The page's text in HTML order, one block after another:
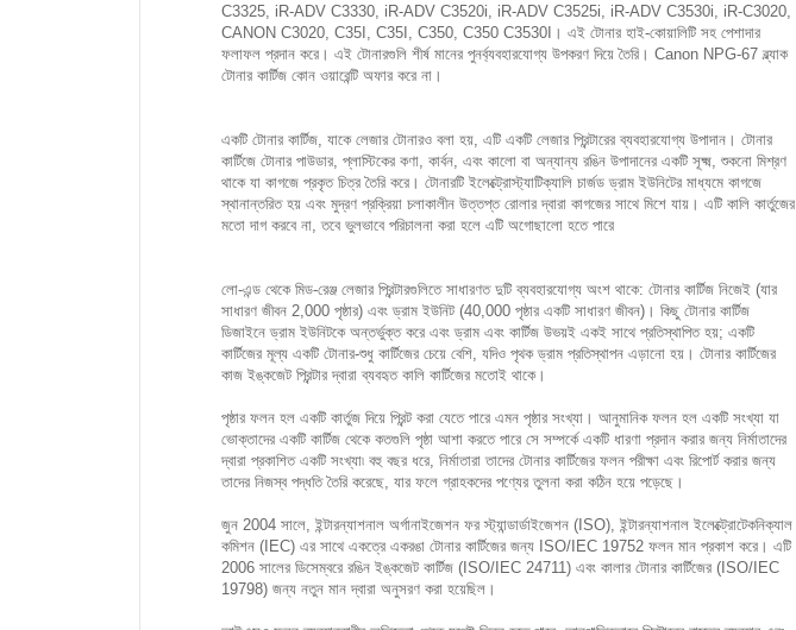
C3325, iR-ADV C3330, iR-ADV C3520i, iR-ADV C3525i, iR-ADV C3530i, iR-C3020,
CANON C3020, C35I, C35I, C350, C350 C3530I। এই টোনার হাই-কোয়ালিটি সহ পেশাদার
ফলাফল প্রদান করে। এই টোনারগুলি শীর্ষ মানের পুনর্ব্যবহারযোগ্য উপকরণ দিয়ে তৈরি। Canon NPG-67 ব্ল্যাক
টোনার কার্টিজ কোন ওয়ারেন্টি অফার করে না।
একটি টোনার কার্টিজ, যাকে লেজার টোনারও বলা হয়, এটি একটি লেজার প্রিন্টারের ব্যবহারযোগ্য উপাদান। টোনার
কার্টিজে টোনার পাউডার, প্লাস্টিকের কণা, কার্বন, এবং কালো বা অন্যান্য রঙিন উপাদানের একটি সূক্ষ্ম, শুকনো মিশ্রণ
থাকে যা কাগজে প্রকৃত চিত্র তৈরি করে। টোনারটি ইলেক্ট্রোস্ট্যাটিক্যালি চার্জড ড্রাম ইউনিটের মাধ্যমে কাগজে
স্থানান্তরিত হয় এবং মুদ্রণ প্রক্রিয়া চলাকালীন উত্তপ্ত রোলার দ্বারা কাগজের সাথে মিশে যায়। এটি কালি কার্তুজের
মতো দাগ করবে না, তবে ভুলভাবে পরিচালনা করা হলে এটি অগোছালো হতে পারে
লো-এন্ড থেকে মিড-রেঞ্জ লেজার প্রিন্টারগুলিতে সাধারণত দুটি ব্যবহারযোগ্য অংশ থাকে: টোনার কার্টিজ নিজেই (যার
সাধারণ জীবন 2,000 পৃষ্ঠার) এবং ড্রাম ইউনিট (40,000 পৃষ্ঠার একটি সাধারণ জীবন)। কিছু টোনার কার্টিজ
ডিজাইনে ড্রাম ইউনিটকে অন্তর্ভুক্ত করে এবং ড্রাম এবং কার্টিজ উভয়ই একই সাথে প্রতিস্থাপিত হয়; একটি
কার্টিজের মূল্য একটি টোনার-শুধু কার্টিজের চেয়ে বেশি, যদিও পৃথক ড্রাম প্রতিস্থাপন এড়ানো হয়। টোনার কার্টিজের
কাজ ইঙ্কজেট প্রিন্টার দ্বারা ব্যবহৃত কালি কার্টিজের মতোই থাকে।
পৃষ্ঠার ফলন হল একটি কার্তুজ দিয়ে প্রিন্ট করা যেতে পারে এমন পৃষ্ঠার সংখ্যা। আনুমানিক ফলন হল একটি সংখ্যা যা
ভোক্তাদের একটি কার্টিজ থেকে কতগুলি পৃষ্ঠা আশা করতে পারে সে সম্পর্কে একটি ধারণা প্রদান করার জন্য নির্মাতাদের
দ্বারা প্রকাশিত একটি সংখ্যা৷ বহু বছর ধরে, নির্মাতারা তাদের টোনার কার্টিজের ফলন পরীক্ষা এবং রিপোর্ট করার জন্য
তাদের নিজস্ব পদ্ধতি তৈরি করেছে, যার ফলে গ্রাহকদের পণ্যের তুলনা করা কঠিন হয়ে পড়েছে।
জুন 2004 সালে, ইন্টারন্যাশনাল অর্গানাইজেশন ফর স্ট্যান্ডার্ডাইজেশন (ISO), ইন্টারন্যাশনাল ইলেক্ট্রোটেকনিক্যাল
কমিশন (IEC) এর সাথে একত্রে একরঙা টোনার কার্টিজের জন্য ISO/IEC 19752 ফলন মান প্রকাশ করে। এটি
2006 সালের ডিসেম্বরে রঙিন ইঙ্কজেট কার্টিজ (ISO/IEC 24711) এবং কালার টোনার কার্টিজের (ISO/IEC
19798) জন্য নতুন মান দ্বারা অনুসরণ করা হয়েছিল।